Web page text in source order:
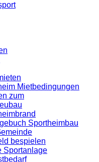
Mietbedingungen
zum
Sportheimbau
bespielen
Sportanlage